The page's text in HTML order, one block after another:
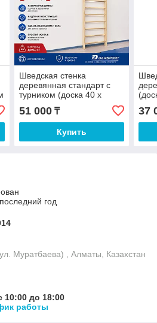
Шведская стенка
деревянная стандарт с
турником (доска 40 х
140мм) до 240см
51 000₸
Купить
37
год
Муратбаева) , Алматы, Казахстан
10:00 до 18:00
работы